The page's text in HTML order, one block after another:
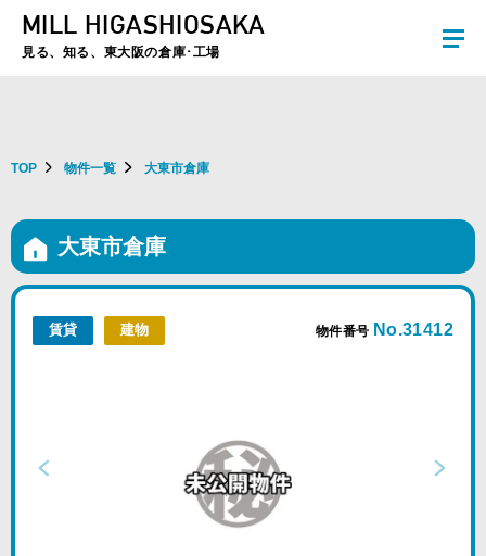
夏季休暇のお知らせ：2026年8月8日(土)～8月16日(日)まで休業とさせていた
MILL HIGASHIOSAKA
見る、知る、東大阪の倉庫･工場
TOP 物件一覧 大東市倉庫
大東市倉庫
賃貸 建物 物件番号 No.31412